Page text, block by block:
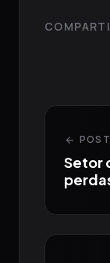
arrow_back
Setor